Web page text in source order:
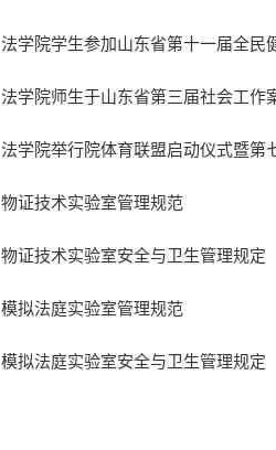
法学院学生参加山东省第十一届全民
法学院师生于山东省第三届社会工作
法学院举行院体育联盟启动仪式暨第
物证技术实验室管理规范
物证技术实验室安全与卫生管理规定
模拟法庭实验室管理规范
模拟法庭实验室安全与卫生管理规定